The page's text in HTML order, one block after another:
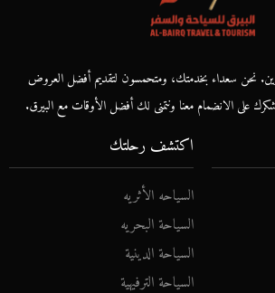
نحن سعداء بخدمتك، ومتحمسون لتقديم أفضل العروض
على الانضمام معنا ونتمنى لك أفضل الأوقات مع البيرق.
اكتشف رحلتك
السياحه الأثريه
السياحة البحريه
السياحة الدينية
السياحة الترفيهية